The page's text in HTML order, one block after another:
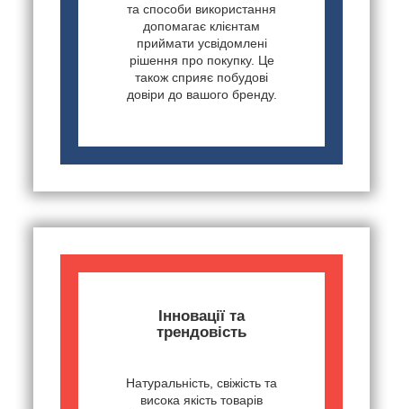
та способи використання
допомагає клієнтам
приймати усвідомлені
рішення про покупку. Це
також сприяє побудові
довіри до вашого бренду.
Інновації та
трендовість
Натуральність, свіжість та
висока якість товарів